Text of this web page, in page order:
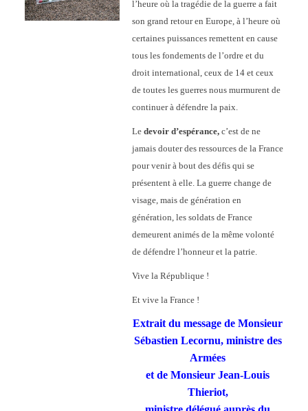
l’heure où la tragédie de la guerre a fait
son grand retour en Europe, à l’heure où
certaines puissances remettent en cause
tous les fondements de l’ordre et du
droit international, ceux de 14 et ceux
de toutes les guerres nous murmurent de
continuer à défendre la paix.
Le devoir d’espérance, c’est de ne
jamais douter des ressources de la France
pour venir à bout des défis qui se
présentent à elle. La guerre change de
visage, mais de génération en
génération, les soldats de France
demeurent animés de la même volonté
de défendre l’honneur et la patrie.
Vive la République !
Et vive la France !
Extrait du message de Monsieur
Sébastien Lecornu, ministre des
Armées
et de Monsieur Jean-Louis
Thieriot,